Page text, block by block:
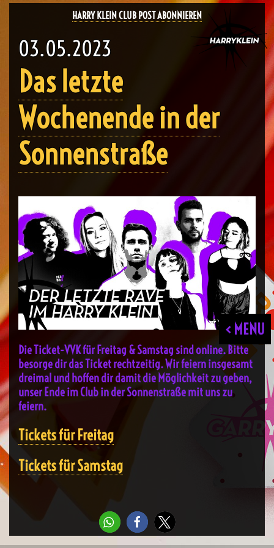
HARRY KLEIN CLUB POST ABONNIEREN
< MENU
03.05.2023
Das letzte
Wochenende in der
Sonnenstraße
Die Ticket-VVK für Freitag & Samstag sind online. Bitte
besorge dir das Ticket rechtzeitig. Wir feiern insgesamt
dreimal und hoffen dir damit die Möglichkeit zu geben,
unser Ende im Club in der Sonnenstraße mit uns zu
feiern.
Tickets für Freitag
Tickets für Samstag